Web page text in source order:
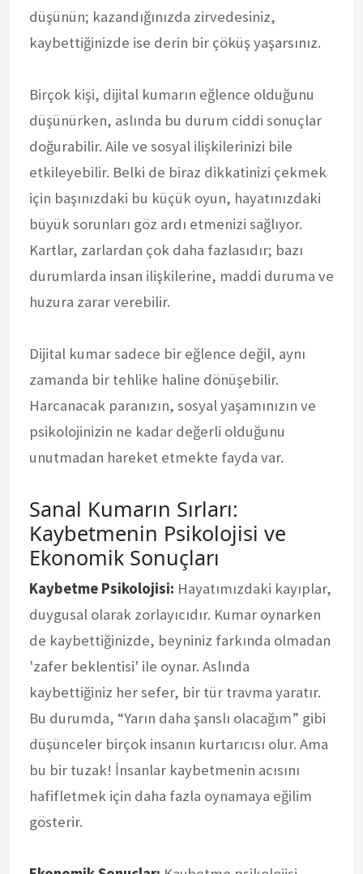
düşünün; kazandığınızda zirvedesiniz,
kaybettiğinizde ise derin bir çöküş yaşarsınız.
Birçok kişi, dijital kumarın eğlence olduğunu
düşünürken, aslında bu durum ciddi sonuçlar
doğurabilir. Aile ve sosyal ilişkilerinizi bile
etkileyebilir. Belki de biraz dikkatinizi çekmek
için başınızdaki bu küçük oyun, hayatınızdaki
büyük sorunları göz ardı etmenizi sağlıyor.
Kartlar, zarlardan çok daha fazlasıdır; bazı
durumlarda insan ilişkilerine, maddi duruma ve
huzura zarar verebilir.
Dijital kumar sadece bir eğlence değil, aynı
zamanda bir tehlike haline dönüşebilir.
Harcanacak paranızın, sosyal yaşamınızın ve
psikolojinizin ne kadar değerli olduğunu
unutmadan hareket etmekte fayda var.
Sanal Kumarın Sırları:
Kaybetmenin Psikolojisi ve
Ekonomik Sonuçları
Kaybetme Psikolojisi: Hayatımızdaki kayıplar,
duygusal olarak zorlayıcıdır. Kumar oynarken
de kaybettiğinizde, beyniniz farkında olmadan
'zafer beklentisi' ile oynar. Aslında
kaybettiğiniz her sefer, bir tür travma yaratır.
Bu durumda, “Yarın daha şanslı olacağım” gibi
düşünceler birçok insanın kurtarıcısı olur. Ama
bu bir tuzak! İnsanlar kaybetmenin acısını
hafifletmek için daha fazla oynamaya eğilim
gösterir.